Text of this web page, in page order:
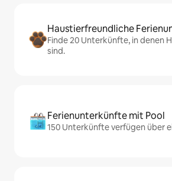
Haustierfreundliche
Finde 20 Unterkünfte, in denen
sind.
Ferienunterkünfte mit Pool
150 Unterkünfte verfügen über